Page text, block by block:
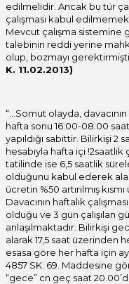
edilmelidir. Ancak bu tür
çalışması kabul
Mevcut çalışma sistemine
talebinin reddi yerine
olup, bozmayı
K. 11.02.2013)
“…Somut olayda,
hafta sonu 16:00-08:00
yapıldığı sabittir. Bilirkişi 2
hesabıyla hafta içi !2saatlik
tatilinde ise 6,5 saatlik
olduğunu kabul ederek
ücretin %50 artırılmış
Davacının haftalık
olduğu ve 3 gün çalışılan
anlaşılmaktadır. Bilirkişi
alarak 17,5 saat üzerinden
esasa göre her hafta için
4857 SK. 69. Maddesine
“gece” cn geç saat